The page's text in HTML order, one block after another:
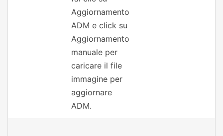
Aggiornamento
ADM e click su
Aggiornamento
manuale per
caricare il file
immagine per
aggiornare
ADM.